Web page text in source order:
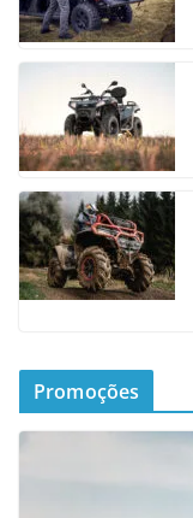
Promoções